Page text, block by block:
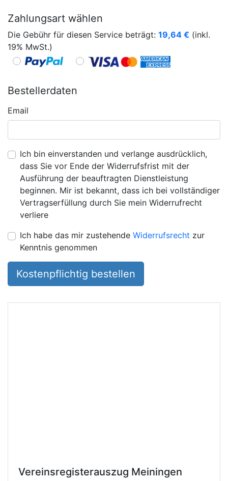
Vereinsregisterauszug Meiningen
Zahlungsart wählen
Die Gebühr für diesen Service beträgt: 19,64 € (inkl.
19% MwSt.)
Bestellerdaten
Email
Ich bin einverstanden und verlange ausdrücklich,
dass Sie vor Ende der Widerrufsfrist mit der
Ausführung der beauftragten Dienstleistung
beginnen. Mir ist bekannt, dass ich bei vollständiger
Vertragserfüllung durch Sie mein Widerrufrecht
verliere
Ich habe das mir zustehende Widerrufsrecht zur
Kenntnis genommen
Kostenpflichtig bestellen